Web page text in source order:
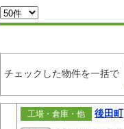
チェックした物件を一括で
工場・倉庫・他
後田町